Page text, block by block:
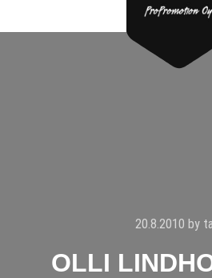
20.8.2010 by
OLLI